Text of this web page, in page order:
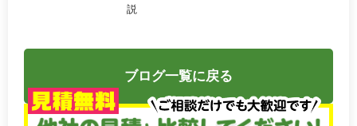
説
ブログ一覧に戻る